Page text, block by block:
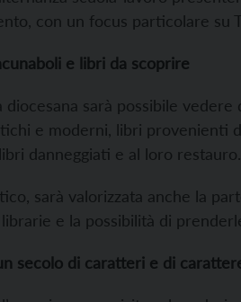
con un focus particolare su
e libri da scoprire
diocesana sarà possibile
e moderni, libri provenienti
danneggiati e al loro restauro.
sarà valorizzata anche la
librarie e la possibilità di
secolo di caratteri e di